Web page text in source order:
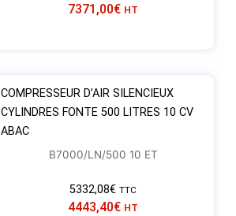
7371,00€ HT
COMPRESSEUR D’AIR SILENCIEUX
CYLINDRES FONTE 500 LITRES 10 CV
ABAC
B7000/LN/500 10 ET
5332,08€ TTC
4443,40€ HT